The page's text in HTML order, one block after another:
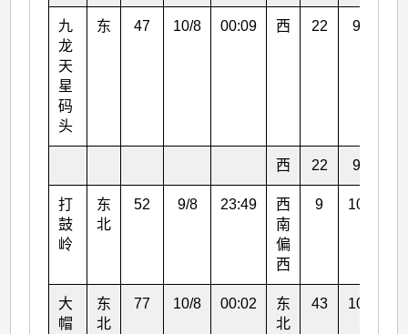
九
龙
天
星
码
头
东 47 10/8 00:09 西 22 9/8
西 22 9/8
打
鼓
岭
东
北
52 9/8 23:49
西
南
偏
西
9 10/8
大
帽
东
北
77 10/8 00:02
东
北
43 10/8